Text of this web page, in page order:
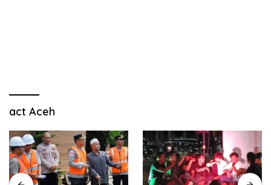
act Aceh